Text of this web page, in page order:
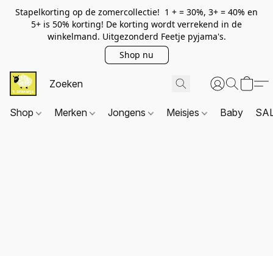
Stapelkorting op de zomercollectie! 1 + = 30%, 3+ = 40% en
5+ is 50% korting! De korting wordt verrekend in de
winkelmand. Uitgezonderd Feetje pyjama's.
Shop nu
Shop Merken Jongens Meisjes Baby